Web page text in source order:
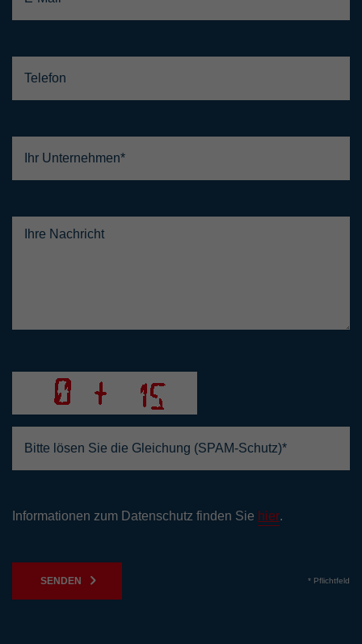
Informationen zum Datenschutz finden Sie hier.
SENDEN * Pflichtfeld